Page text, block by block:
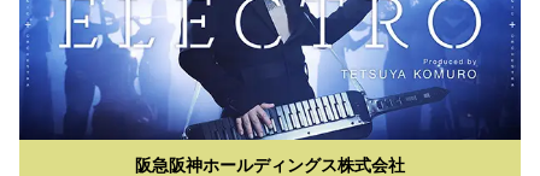
阪急阪神ホールディングス株式会社